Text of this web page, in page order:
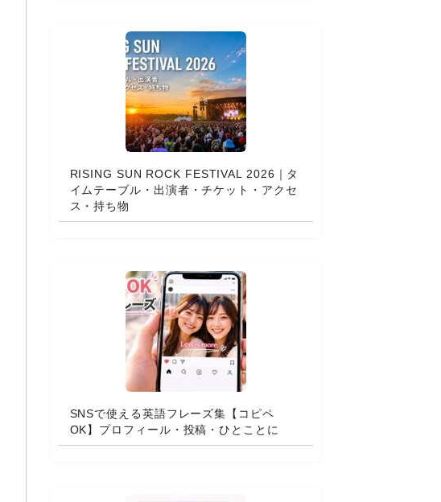
RISING SUN ROCK FESTIVAL 2026｜タ
イムテーブル・出演者・チケット・アクセ
ス・持ち物
SNSで使える英語フレーズ集【コピペ
OK】プロフィール・投稿・ひとことに